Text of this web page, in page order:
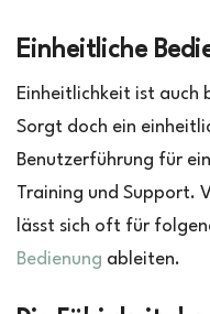
Einheitliche
Einheitlichkeit ist auch
Sorgt doch ein
Benutzerführung für
Training und Support.
lässt sich oft für
Bedienung ableiten.